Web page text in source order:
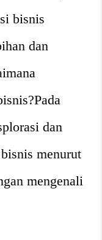
bisnis
dan
dan
menurut
mengenali